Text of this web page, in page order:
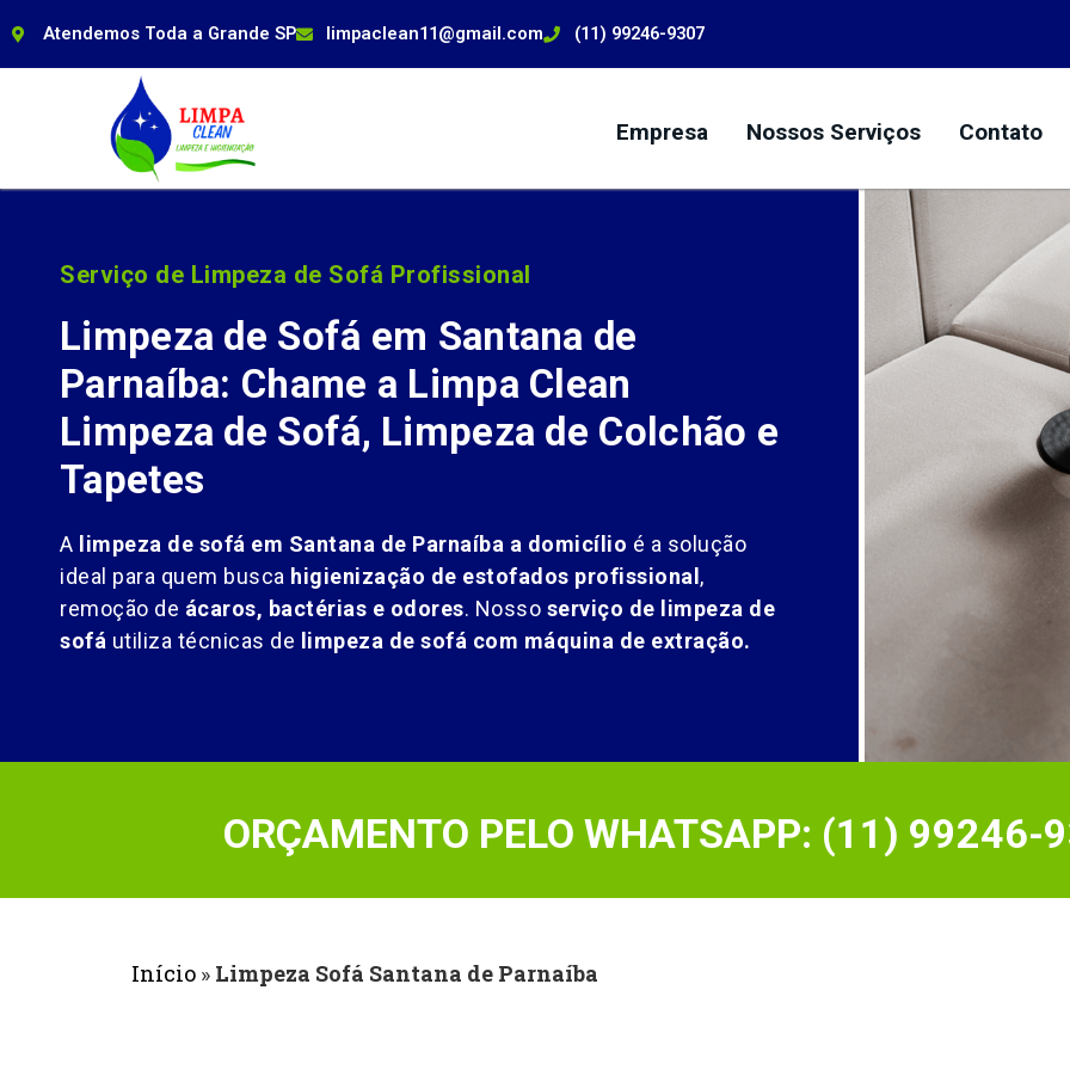
Atendemos Toda a Grande SP limpaclean11@gmail.com (11) 99246-9307
Empresa Nossos Serviços Contato
Serviço de Limpeza de Sofá Profissional
Limpeza de Sofá em Santana de
Parnaíba: Chame a Limpa Clean
Limpeza de Sofá, Limpeza de Colchão e
Tapetes
A limpeza de sofá em Santana de Parnaíba a domicílio é a solução
ideal para quem busca higienização de estofados profissional,
remoção de ácaros, bactérias e odores. Nosso serviço de limpeza de
sofá utiliza técnicas de limpeza de sofá com máquina de extração.
ORÇAMENTO PELO WHATSAPP: (11) 99246-
Início » Limpeza Sofá Santana de Parnaíba